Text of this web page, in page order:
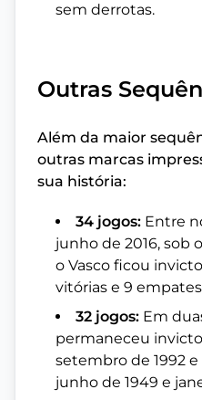
sem derrotas.
Outras
Além da maior
outras marcas
sua história:
34 jogos: Entre
junho de 2016, sob
o Vasco ficou
vitórias e 9
32 jogos: Em
permaneceu
setembro de 1992
junho de 1949 e